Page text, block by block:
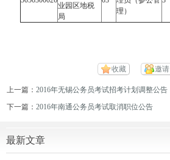
业园区地税
局
理）
收藏 邀请
上一篇：2016年无锡公务员考试招考计划调整公告
下一篇：2016年南通公务员考试取消职位公告
最新文章